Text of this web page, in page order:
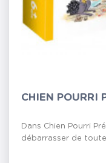
CHIEN POURRI
Dans Chien Pourri
débarrasser de